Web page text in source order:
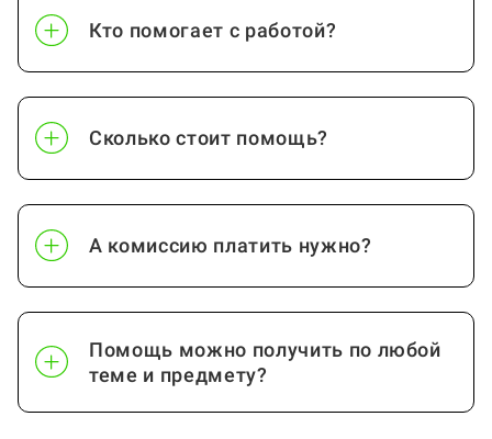
Кто помогает с работой?
Сколько стоит помощь?
А комиссию платить нужно?
Помощь можно получить по любой
теме и предмету?